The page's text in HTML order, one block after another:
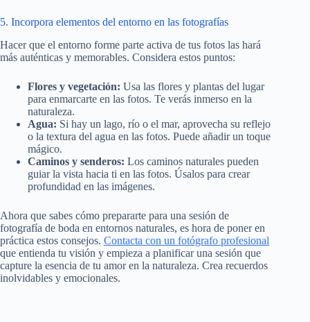
5. Incorpora elementos del entorno en las fotografías
Hacer que el entorno forme parte activa de tus fotos las hará
más auténticas y memorables. Considera estos puntos:
Flores y vegetación: Usa las flores y plantas del lugar
para enmarcarte en las fotos. Te verás inmerso en la
naturaleza.
Agua: Si hay un lago, río o el mar, aprovecha su reflejo
o la textura del agua en las fotos. Puede añadir un toque
mágico.
Caminos y senderos: Los caminos naturales pueden
guiar la vista hacia ti en las fotos. Úsalos para crear
profundidad en las imágenes.
Ahora que sabes cómo prepararte para una sesión de
fotografía de boda en entornos naturales, es hora de poner en
práctica estos consejos. Contacta con un fotógrafo profesional
que entienda tu visión y empieza a planificar una sesión que
capture la esencia de tu amor en la naturaleza. Crea recuerdos
inolvidables y emocionales.